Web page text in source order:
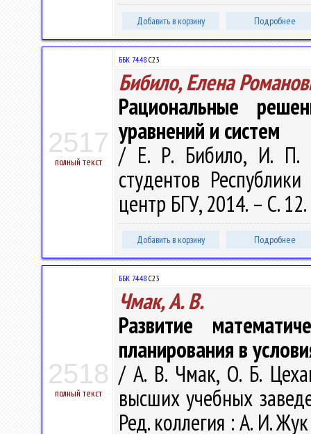
Добавить в корзину Подробнее
2517
полный текст
ББК 74.48 С23
Бибило, Елена
Рациональные
уравнений и систем
/ Е. Р. Бибило, И. П.
студентов
центр БГУ, 2014. – С. 12.
Добавить в корзину Подробнее
2518
полный текст
ББК 74.48 С23
Чмак, А. В.
Развитие
планирования в
/ А. В. Чмак, О. Б.
высших учебных
Ред. коллегия : А. И.